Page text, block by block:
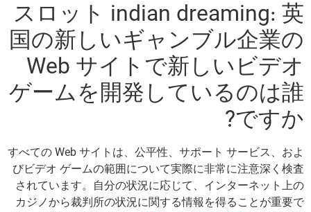
スロット indian dreaming: 英
国の新しいギャンブル企業の
Web サイトで新しいビデオ
ゲームを開発しているのは誰
ですか?
すべての Web サイトは、公平性、サポート サービス、およ
びビデオ ゲームの範囲について実際に非常に注意深く検査
されています。自分の状況に応じて、インターネット上の
カジノから裁判所の状況に関する情報を得ることが重要で